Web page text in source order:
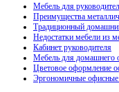
Мебель для
Преимущества
Традиционный
Недостатки мебели из
Кабинет руководителя
Мебель для домашнего
Цветовое оформление
Эргономичные офисные